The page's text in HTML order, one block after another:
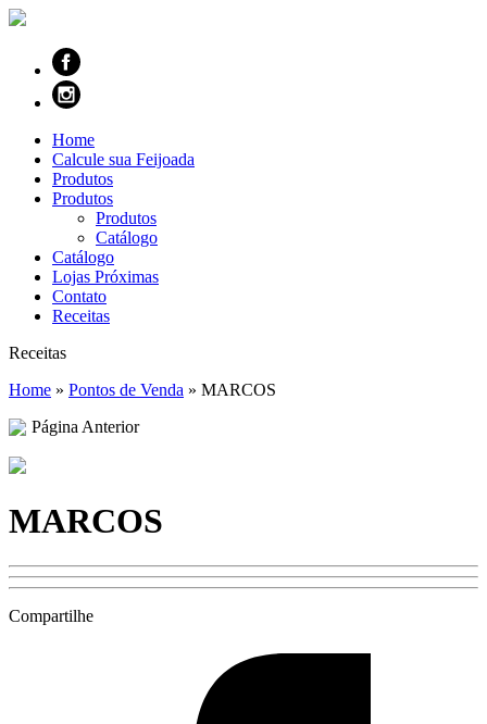
Home
Calcule sua Feijoada
Produtos
Produtos
Produtos
Catálogo
Catálogo
Lojas Próximas
Contato
Receitas
Receitas
Home » Pontos de Venda » MARCOS
Página Anterior
MARCOS
Compartilhe